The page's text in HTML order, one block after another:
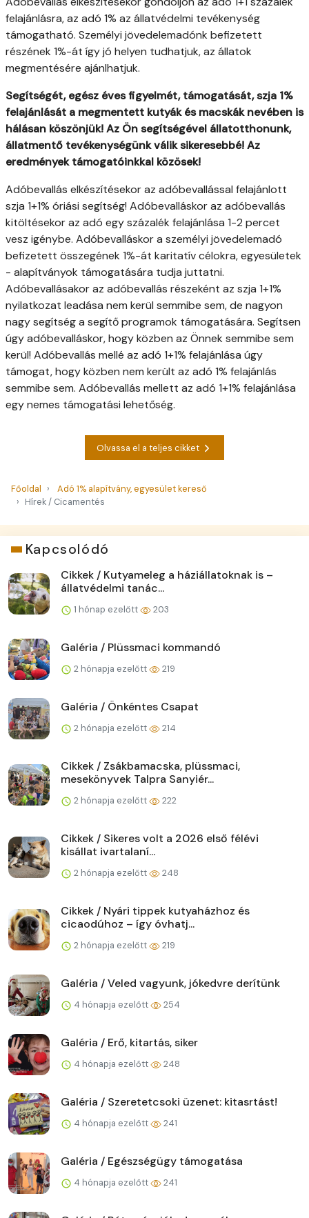
felajánlásra, az adó 1% az állatvédelmi tevékenység
támogatható. Személyi jövedelemadónk befizetett
részének 1%-át így jó helyen tudhatjuk, az állatok
megmentésére ajánlhatjuk.
Segítségét, egész éves figyelmét, támogatását, szja 1%
felajánlását a megmentett kutyák és macskák nevében is
hálásan köszönjük! Az Ön segítségével állatotthonunk,
állatmentő tevékenységünk válik sikeresebbé! Az
eredmények támogatóinkkal közösek!
Adóbevallás elkészítésekor az adóbevallással felajánlott
szja 1+1% óriási segítség! Adóbevalláskor az adóbevallás
kitöltésekor az adó egy százalék felajánlása 1-2 percet
vesz igénybe. Adóbevalláskor a személyi jövedelemadó
befizetett összegének 1%-át karitatív célokra, egyesületek
- alapítványok támogatására tudja juttatni.
Adóbevallásakor az adóbevallás részeként az szja 1+1%
nyilatkozat leadása nem kerül semmibe sem, de nagyon
nagy segítség a segítő programok támogatására. Segítsen
úgy adóbevalláskor, hogy közben az Önnek semmibe sem
kerül! Adóbevallás mellé az adó 1+1% felajánlása úgy
támogat, hogy közben nem került az adó 1% felajánlás
semmibe sem. Adóbevallás mellett az adó 1+1% felajánlása
egy nemes támogatási lehetőség.
Olvassa el a teljes cikket
Főoldal
Adó 1% alapítvány, egyesület kereső
Hírek / Cicamentés
Kapcsolódó
Cikkek / Kutyameleg a háziállatoknak is –
állatvédelmi tanác...
1 hónap ezelőtt 203
Galéria / Plüssmaci kommandó
2 hónapja ezelőtt 219
Galéria / Önkéntes Csapat
2 hónapja ezelőtt 214
Cikkek / Zsákbamacska, plüssmaci,
mesekönyvek Talpra Sanyiér...
2 hónapja ezelőtt 222
Cikkek / Sikeres volt a 2026 első félévi
kisállat ivartalaní...
2 hónapja ezelőtt 248
Cikkek / Nyári tippek kutyaházhoz és
cicaodúhoz – így óvhatj...
2 hónapja ezelőtt 219
Galéria / Veled vagyunk, jókedvre derítünk
4 hónapja ezelőtt 254
Galéria / Erő, kitartás, siker
4 hónapja ezelőtt 248
Galéria / Szeretetcsoki üzenet: kitasrtást!
4 hónapja ezelőtt 241
Galéria / Egészségügy támogatása
4 hónapja ezelőtt 241